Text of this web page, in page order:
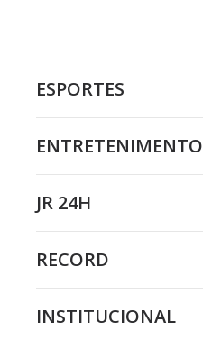
ESPORTES
ENTRETENIMENTO
JR 24H
RECORD
INSTITUCIONAL